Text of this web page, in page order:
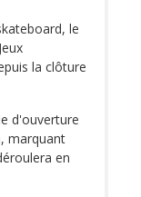
le
la clôture
d'ouverture
marquant
en